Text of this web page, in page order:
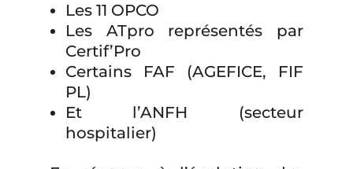
Les 11 OPCO
Les ATpro représentés par
Certif’Pro
Certains FAF (AGEFICE, FIF
PL)
Et l’ANFH (secteur
hospitalier)